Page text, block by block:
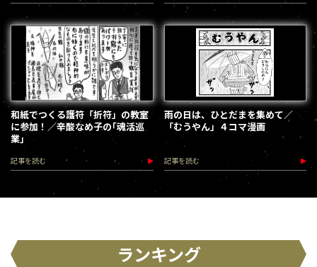
和紙でつくる護符「折符」の教室
に参加！／辛酸なめ子の｢魂活巡
業｣
記事を読む
雨の日は、ひとだまを集めて／
「むうやん」４コマ漫画
記事を読む
ランキング